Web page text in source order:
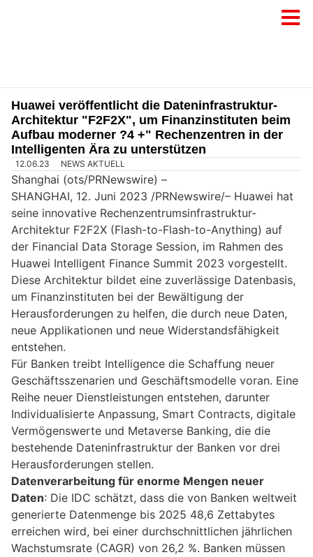
Huawei veröffentlicht die Dateninfrastruktur-
Architektur "F2F2X", um Finanzinstituten beim
Aufbau moderner ?4 +" Rechenzentren in der
Intelligenten Ära zu unterstützen
12.06.23 NEWS AKTUELL
Shanghai (ots/PRNewswire) –
SHANGHAI, 12. Juni 2023 /PRNewswire/– Huawei hat
seine innovative Rechenzentrumsinfrastruktur-
Architektur F2F2X (Flash-to-Flash-to-Anything) auf
der Financial Data Storage Session, im Rahmen des
Huawei Intelligent Finance Summit 2023 vorgestellt.
Diese Architektur bildet eine zuverlässige Datenbasis,
um Finanzinstituten bei der Bewältigung der
Herausforderungen zu helfen, die durch neue Daten,
neue Applikationen und neue Widerstandsfähigkeit
entstehen.
Für Banken treibt Intelligence die Schaffung neuer
Geschäftsszenarien und Geschäftsmodelle voran. Eine
Reihe neuer Dienstleistungen entstehen, darunter
Individualisierte Anpassung, Smart Contracts, digitale
Vermögenswerte und Metaverse Banking, die die
bestehende Dateninfrastruktur der Banken vor drei
Herausforderungen stellen.
Datenverarbeitung für enorme Mengen neuer
Daten: Die IDC schätzt, dass die von Banken weltweit
generierte Datenmenge bis 2025 48,6 Zettabytes
erreichen wird, bei einer durchschnittlichen jährlichen
Wachstumsrate (CAGR) von 26,2 %. Banken müssen